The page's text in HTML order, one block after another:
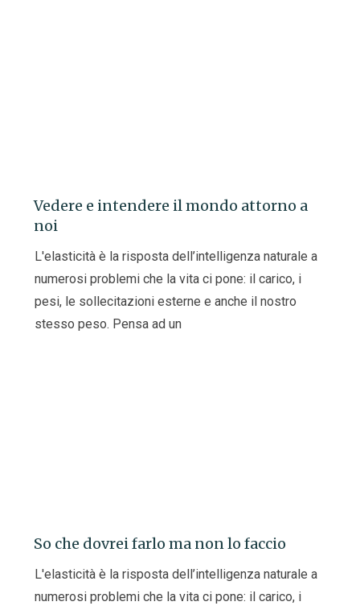
Vedere e intendere il mondo attorno a
noi
L'elasticità è la risposta dell’intelligenza naturale a
numerosi problemi che la vita ci pone: il carico, i
pesi, le sollecitazioni esterne e anche il nostro
stesso peso. Pensa ad un
So che dovrei farlo ma non lo faccio
L'elasticità è la risposta dell’intelligenza naturale a
numerosi problemi che la vita ci pone: il carico, i